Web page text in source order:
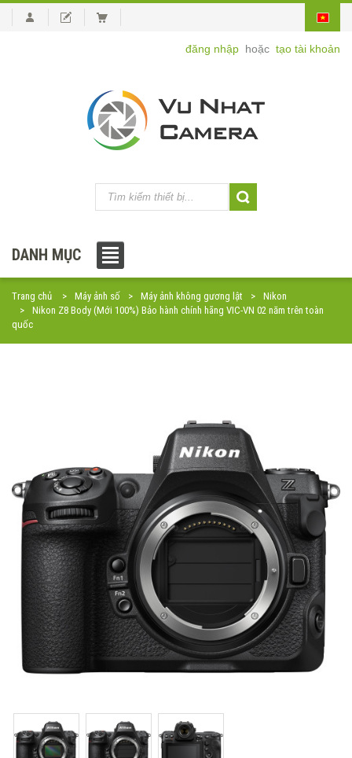
đăng nhập hoặc tạo tài khoản
DANH MỤC
Trang chủ Máy ảnh số Máy ảnh không gương lật
Nikon
Nikon Z8 Body (Mới 100%) Bảo hành chính hãng VIC-VN 02 năm trên toàn
quốc